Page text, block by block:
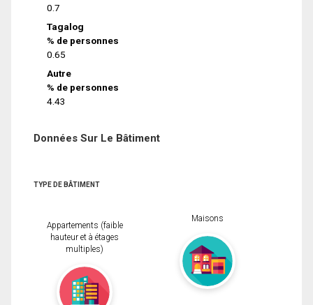
0.7
Tagalog
% de personnes
0.65
Autre
% de personnes
4.43
Données Sur Le Bâtiment
TYPE DE BÂTIMENT
Appartements (faible
hauteur et à étages
multiples)
Maisons